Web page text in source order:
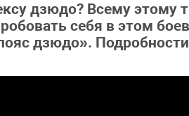
дзюдо? Всему этому
себя в этом
дзюдо».